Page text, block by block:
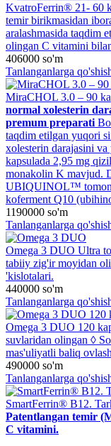
KvatroFerrin® 21- 60
temir birikmasidan
aralashmasida taqdim
olingan C vitamini
406000 so'm
Tanlanganlarga
MiraCHOL 3.0 – 90
normal xolesterin
premum preparati
taqdim etilgan yuqori
xolesterin darajasini
kapsulada 2,95 mg
monakolin K mavjud.
UBIQUINOL™
koferment Q10
1190000 so'm
Tanlanganlarga
Omega 3 DUO Ultra
tabiiy zig'ir moyidan
'kislotalari.
440000 so'm
Tanlanganlarga
Omega 3 DUO 120
suvlaridan olingan ◊
mas'uliyatli baliq
490000 so'm
Tanlanganlarga
SmartFerrin® B12.
Patentlangan temir
C vitamini.